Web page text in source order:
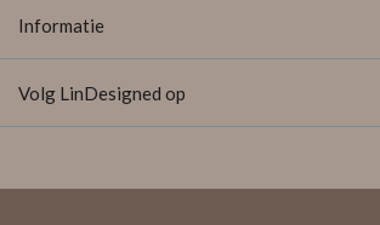
Informatie
Volg LinDesigned op